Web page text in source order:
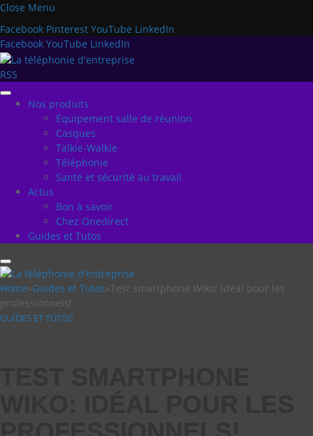
Close Menu
Facebook Pinterest YouTube LinkedIn
Facebook YouTube LinkedIn
RSS
Nos produits
Équipement salle de réunion
Casques
Talkie-Walkie
Téléphonie
Santé et sécurité au travail
Actus
Bon à savoir
Chez Onedirect
Guides et Tutos
Home»Guides et Tutos»Test smartphone Wiko: idéal pour les
professionnels!
GUIDES ET TUTOS